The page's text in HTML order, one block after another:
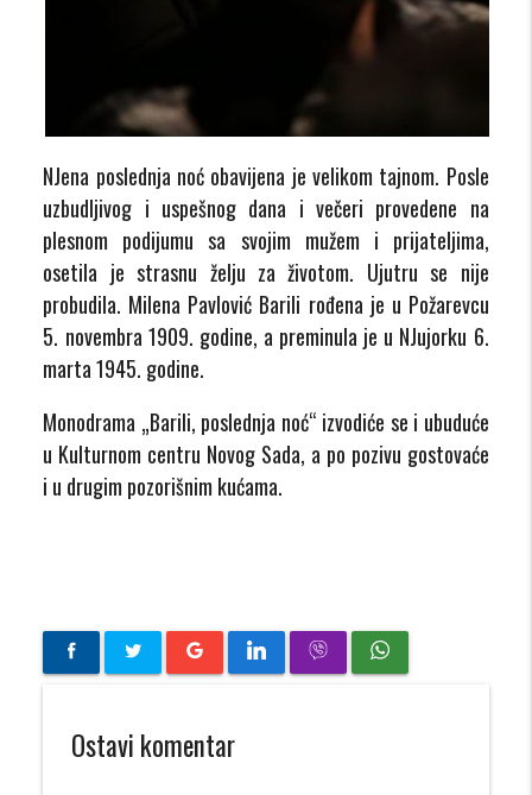
NJena poslednja noć obavijena je velikom tajnom. Posle
uzbudljivog i uspešnog dana i večeri provedene na
plesnom podijumu sa svojim mužem i prijateljima,
osetila je strasnu želju za životom. Ujutru se nije
probudila. Milena Pavlović Barili rođena je u Požarevcu
5. novembra 1909. godine, a preminula je u NJujorku 6.
marta 1945. godine.
Monodrama „Barili, poslednja noć“ izvodiće se i ubuduće
u Kulturnom centru Novog Sada, a po pozivu gostovaće
i u drugim pozorišnim kućama.
Ostavi komentar